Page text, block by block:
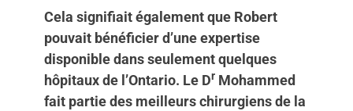
Cela signifiait également que Robert
pouvait bénéficier d’une expertise
disponible dans seulement quelques
hôpitaux de l’Ontario. Le Dr Mohammed
fait partie des meilleurs chirurgiens de la